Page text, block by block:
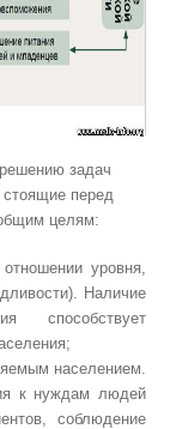
задач
перед
целям:
уровня,
Наличие
способствует
населением.
к нуждам людей
соблюдение